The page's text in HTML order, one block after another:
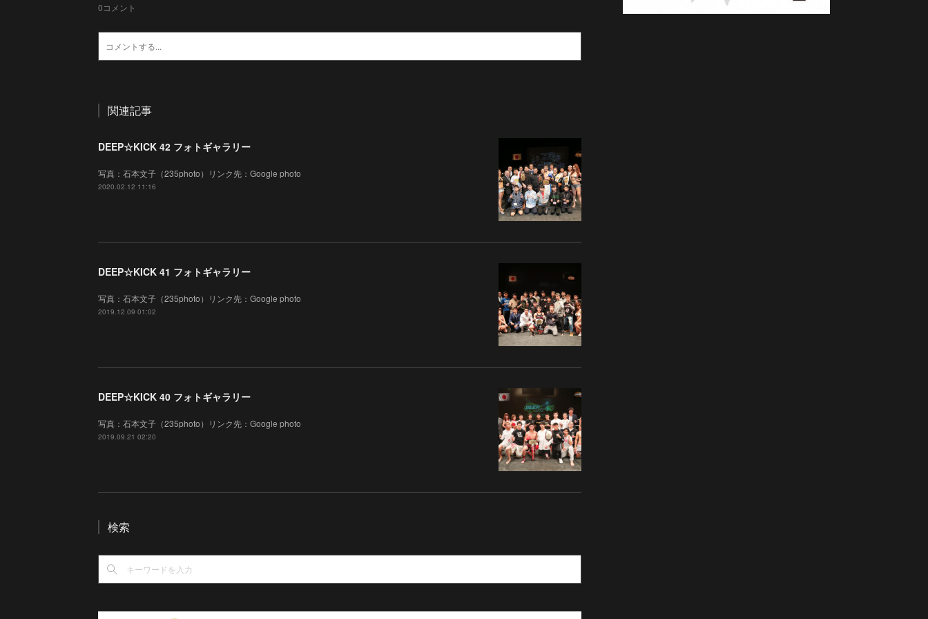
0コメント
関連記事
DEEP☆KICK 42 フォトギャラリー
写真：石本文子（235photo）リンク先：Google photo
2020.02.12 11:16
DEEP☆KICK 41 フォトギャラリー
写真：石本文子（235photo）リンク先：Google photo
2019.12.09 01:02
DEEP☆KICK 40 フォトギャラリー
写真：石本文子（235photo）リンク先：Google photo
2019.09.21 02:20
検索